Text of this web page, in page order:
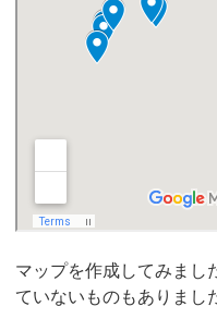
マップを作成してみまし
ていないものもありまし